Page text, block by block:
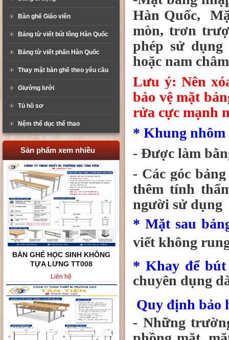
Bàn ghế Giáo viên
Bảng từ viết bút lông Hàn Quốc
Bảng từ viết phấn Hàn Quốc
Thay mặt bàn ghế theo yêu cầu
Giường lưới
Tủ hồ sơ
Nệm thể dục thể thao
Sản phẩm xem nhiều
BÀN GHẾ HỌC SINH KHÔNG
TỰA LƯNG TT008
Liên hệ
Hàn Quốc,
mòn, trơn
phép sử
hoặc nam
Lưu ý: Nên
bảo vệ mặt
rửa cực mạnh
* Khung nhôm
- Được làm
- Các góc
thêm tính
người sử dụng
* Mặt sau
viết không
* Khay để
chuyên dụng
Quy định bảo
- Những